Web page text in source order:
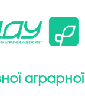
аграрної